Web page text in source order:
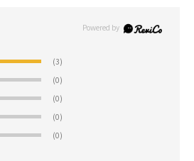
(3)
(0)
(0)
(0)
(0)